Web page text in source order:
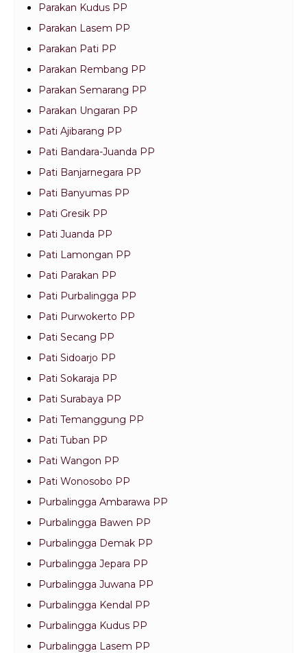
Parakan Kudus PP
Parakan Lasem PP
Parakan Pati PP
Parakan Rembang PP
Parakan Semarang PP
Parakan Ungaran PP
Pati Ajibarang PP
Pati Bandara-Juanda PP
Pati Banjarnegara PP
Pati Banyumas PP
Pati Gresik PP
Pati Juanda PP
Pati Lamongan PP
Pati Parakan PP
Pati Purbalingga PP
Pati Purwokerto PP
Pati Secang PP
Pati Sidoarjo PP
Pati Sokaraja PP
Pati Surabaya PP
Pati Temanggung PP
Pati Tuban PP
Pati Wangon PP
Pati Wonosobo PP
Purbalingga Ambarawa PP
Purbalingga Bawen PP
Purbalingga Demak PP
Purbalingga Jepara PP
Purbalingga Juwana PP
Purbalingga Kendal PP
Purbalingga Kudus PP
Purbalingga Lasem PP